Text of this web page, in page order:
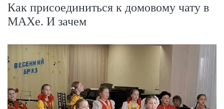
Как присоединиться к домовому чату в
МАХе. И зачем